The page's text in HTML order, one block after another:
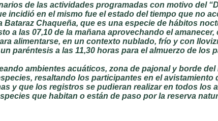
de las actividades programadas con motivo del
incidió en el mismo fue el estado del tiempo que no
Chaqueña, que es una especie de hábitos
a las 07,10 de la mañana aprovechando el
alimentarse, en un contexto nublado, frío y con
paréntesis a las 11,30 horas para el almuerzo de los
ambientes acuáticos, zona de pajonal y borde
resaltando los participantes en el
y que los registros se pudieran realizar en todos los
que habitan o están de paso por la reserva